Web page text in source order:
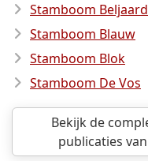
Stamboom
Stamboom Blauw
Stamboom Blok
Stamboom De Vos
Bekijk de
publicaties